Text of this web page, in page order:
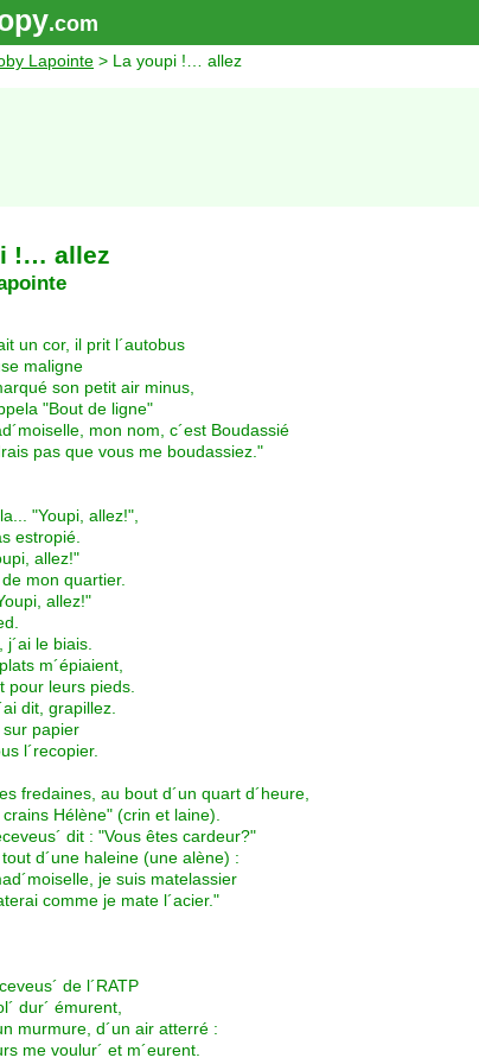
.com
Lapointe > La youpi !… allez
!… allez
un cor, il prit l´autobus
maligne
son petit air minus,
"Bout de ligne"
mon nom, c´est Boudassié
pas que vous me boudassiez."
"Youpi, allez!",
estropié.
allez!"
mon quartier.
allez!"
j´ai le biais.
m´épiaient,
pour leurs pieds.
dit, grapillez.
sur papier
l´recopier.
fredaines, au bout d´un quart d´heure,
Hélène" (crin et laine).
dit : "Vous êtes cardeur?"
d´une haleine (une alène) :
je suis matelassier
comme je mate l´acier."
de l´RATP
dur´ émurent,
murmure, d´un air atterré :
me voulur´ et m´eurent.